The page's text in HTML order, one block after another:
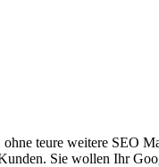
teure weitere SEO
Sie wollen Ihr